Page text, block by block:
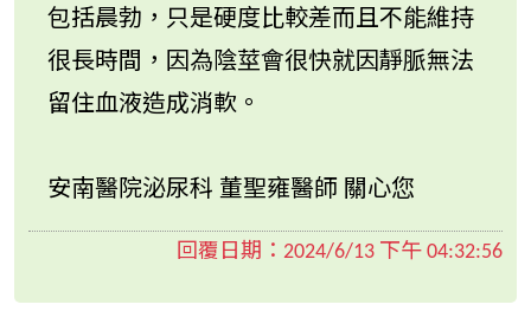
包括晨勃，只是硬度比較差而且不能維持
很長時間，因為陰莖會很快就因靜脈無法
留住血液造成消軟。
安南醫院泌尿科 董聖雍醫師 關心您
回覆日期： 2024/6/13 下午 04:32:56